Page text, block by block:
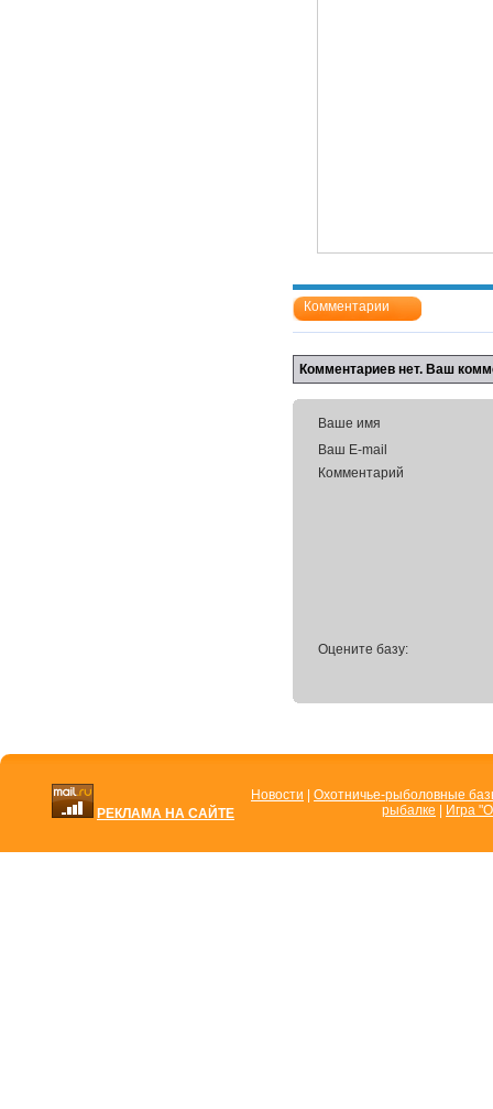
Комментарии
Комментариев нет. Ваш
Ваше имя
Ваш E-mail
Комментарий
Оцените базу:
РЕКЛАМА НА САЙТЕ
Новости
Охотничье-рыболовные
рыбалке
Игра